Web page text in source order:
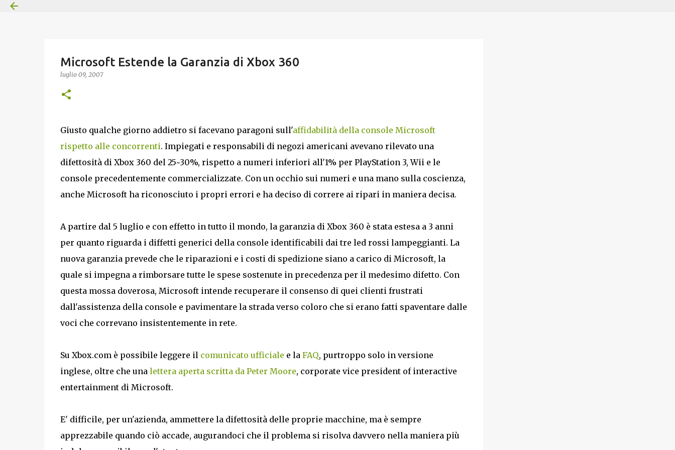
Microsoft Estende la Garanzia di Xbox 360
luglio 09, 2007
Giusto qualche giorno addietro si facevano paragoni sull'affidabilità della console Microsoft
rispetto alle concorrenti. Impiegati e responsabili di negozi americani avevano rilevato una
difettosità di Xbox 360 del 25~30%, rispetto a numeri inferiori all'1% per PlayStation 3, Wii e le
console precedentemente commercializzate. Con un occhio sui numeri e una mano sulla coscienza,
anche Microsoft ha riconosciuto i propri errori e ha deciso di correre ai ripari in maniera decisa.
A partire dal 5 luglio e con effetto in tutto il mondo, la garanzia di Xbox 360 è stata estesa a 3 anni
per quanto riguarda i diffetti generici della console identificabili dai tre led rossi lampeggianti. La
nuova garanzia prevede che le riparazioni e i costi di spedizione siano a carico di Microsoft, la
quale si impegna a rimborsare tutte le spese sostenute in precedenza per il medesimo difetto. Con
questa mossa doverosa, Microsoft intende recuperare il consenso di quei clienti frustrati
dall'assistenza della console e pavimentare la strada verso coloro che si erano fatti spaventare dalle
voci che correvano insistentemente in rete.
Su Xbox.com è possibile leggere il comunicato ufficiale e la FAQ, purtroppo solo in versione
inglese, oltre che una lettera aperta scritta da Peter Moore, corporate vice president of interactive
entertainment di Microsoft.
E' difficile, per un'azienda, ammettere la difettosità delle proprie macchine, ma è sempre
apprezzabile quando ciò accade, augurandoci che il problema si risolva davvero nella maniera più